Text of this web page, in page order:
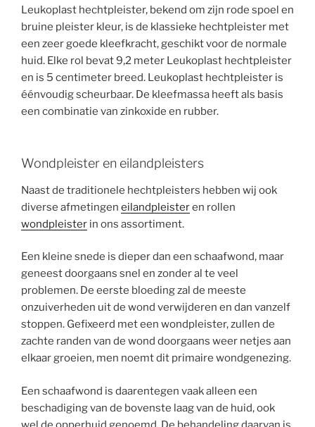
Leukoplast hechtpleister, bekend om zijn rode spoel en
bruine pleister kleur, is de klassieke hechtpleister met
een zeer goede kleefkracht, geschikt voor de normale
huid. Elke rol bevat 9,2 meter Leukoplast hechtpleister
en is 5 centimeter breed. Leukoplast hechtpleister is
éénvoudig scheurbaar. De kleefmassa heeft als basis
een combinatie van zinkoxide en rubber.
Wondpleister en eilandpleisters
Naast de traditionele hechtpleisters hebben wij ook
diverse afmetingen eilandpleisteren rollen
wondpleister in ons assortiment.
Een kleine snede is dieper dan een schaafwond, maar
geneest doorgaans snel en zonder al te veel
problemen. De eerste bloeding zal de meeste
onzuiverheden uit de wond verwijderen en dan vanzelf
stoppen. Gefixeerd met een wondpleister, zullen de
zachte randen van de wond doorgaans weer netjes aan
elkaar groeien, men noemt dit primaire wondgenezing.
Een schaafwond is daarentegen vaak alleen een
beschadiging van de bovenste laag van de huid, ook